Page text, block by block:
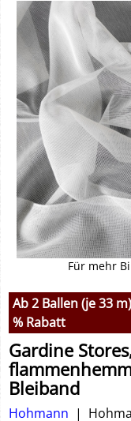
Für mehr
Ab 2 Ballen (je 33
% Rabatt
Gardine
Bleiband
Hohmann